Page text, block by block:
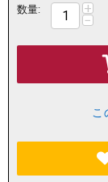
数量: +
−
こ